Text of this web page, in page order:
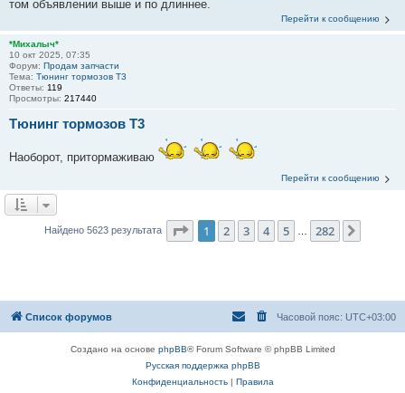
том объявлении выше и по длиннее.
Перейти к сообщению
*Михалыч*
10 окт 2025, 07:35
Форум: Продам запчасти
Тема: Тюнинг тормозов Т3
Ответы: 119
Просмотры: 217440
Тюнинг тормозов Т3
Наоборот, притормаживаю
Перейти к сообщению
Найдено 5623 результата Страница из 282
1 2 3 4 5 282
Список форумов Часовой пояс: UTC+03:00
Создано на основе phpBB® Forum Software © phpBB Limited
Русская поддержка phpBB
Конфиденциальность| Правила